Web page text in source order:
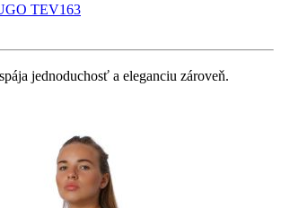
TEV163
jednoduchosť a eleganciu zároveň.